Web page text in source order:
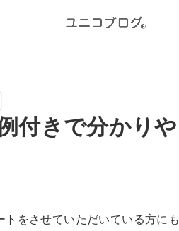
付きで分かりや
をさせていただいている方にも